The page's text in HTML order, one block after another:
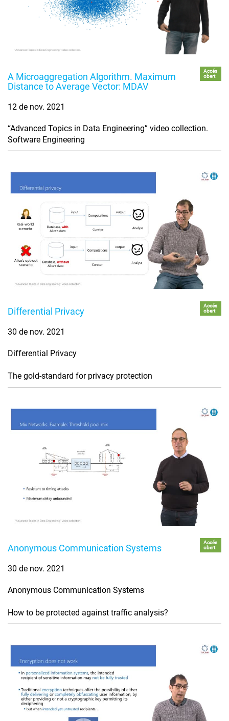
A Microaggregation Algorithm. Maximum
Distance to Average Vector: MDAV
Accés
obert
12 de nov. 2021
“Advanced Topics in Data Engineering” video collection.
Software Engineering
Differential Privacy
Accés
obert
30 de nov. 2021
Differential Privacy
The gold-standard for privacy protection
Anonymous Communication Systems
Accés
obert
30 de nov. 2021
Anonymous Communication Systems
How to be protected against traffic analysis?